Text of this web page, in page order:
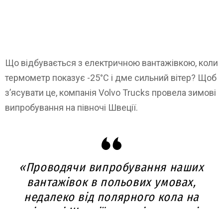
Що відбувається з електричною вантажівкою, коли
термометр показує -25°C і дме сильний вітер? Щоб
з’ясувати це, компанія Volvo Trucks провела зимові
випробування на півночі Швеції.
«Проводячи випробування наших
вантажівок в польових умовах,
недалеко від полярного кола на